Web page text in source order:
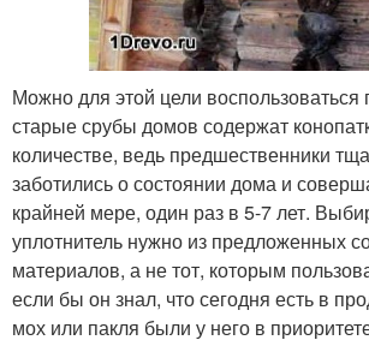
Можно для этой цели
старые срубы домов содержат
количестве, ведь предшественники
заботились о состоянии дома и
крайней мере, один раз в 5-7 лет.
уплотнитель нужно из предложенных
материалов, а не тот, которым
если бы он знал, что сегодня есть в
мох или пакля были у него в